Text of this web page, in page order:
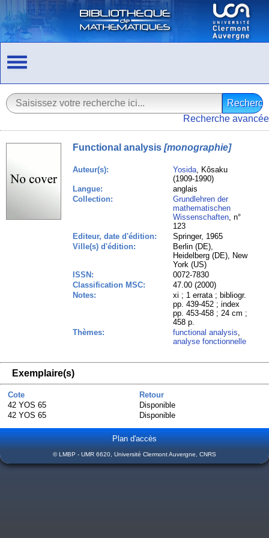
Recherche avancée
Functional analysis [monographie]
Auteur(s): Yosida, Kôsaku
(1909-1990)
Langue:
anglais
Collection:
Grundlehren der
mathematischen
Wissenschaften, n°
123
Editeur, date d'édition:
Springer, 1965
Ville(s) d'édition:
Berlin (DE),
Heidelberg (DE), New
York (US)
ISSN:
0072-7830
Classification MSC:
47.00 (2000)
Notes:
xi ; 1 errata ; bibliogr.
pp. 439-452 ; index
pp. 453-458 ; 24 cm ;
458 p.
Thèmes:
functional analysis,
analyse fonctionnelle
Exemplaire(s)
Cote
Retour
42 YOS 65
Disponible
42 YOS 65
Disponible
Plan d'accès
© LMBP - UMR 6620, Université Clermont Auvergne, CNRS